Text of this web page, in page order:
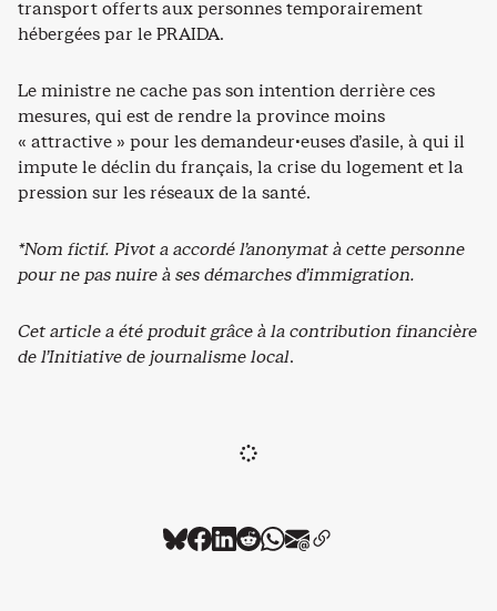
transport offerts aux personnes temporairement
hébergées par le PRAIDA.
Le ministre ne cache pas son intention derrière ces
mesures, qui est de rendre la province moins
« attractive » pour les demandeur·euses d’asile, à qui il
impute le déclin du français, la crise du logement et la
pression sur les réseaux de la santé.
*Nom fictif. Pivot a accordé l’anonymat à cette personne
pour ne pas nuire à ses démarches d’immigration.
Cet article a été produit grâce à la contribution financière
de l’Initiative de journalisme local.